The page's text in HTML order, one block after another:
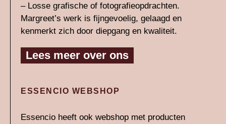
– Losse grafische of fotografieopdrachten.
Margreet’s werk is fijngevoelig, gelaagd en
kenmerkt zich door diepgang en kwaliteit.
Lees meer over ons
ESSENCIO WEBSHOP
Essencio heeft ook webshop met producten